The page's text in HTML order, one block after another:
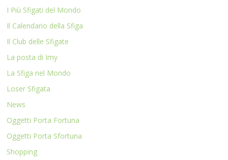
I Più Sfigati del Mondo
Il Calendario della Sfiga
Il Club delle Sfigate
La posta di Imy
La Sfiga nel Mondo
Loser Sfigata
News
Oggetti Porta Fortuna
Oggetti Porta Sfortuna
Shopping